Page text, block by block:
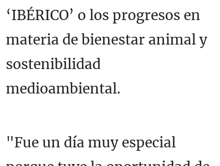
‘IBÉRICO’ o los progresos en
materia de bienestar animal y
sostenibilidad
medioambiental.
"Fue un día muy especial